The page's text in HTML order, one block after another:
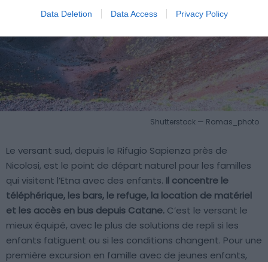
Data Deletion Data Access Privacy Policy
Shutterstock — Romas_photo
Le versant sud, depuis le Rifugio Sapienza près de
Nicolosi, est le point de départ naturel pour les familles
qui visitent l’Etna avec des enfants. Il concentre le
téléphérique, les bars, le refuge, la location de matériel
et les accès en bus depuis Catane. C’est le versant le
mieux équipé, avec le plus de solutions de repli si les
enfants fatiguent ou si les conditions changent. Pour une
première excursion en famille avec de jeunes enfants,